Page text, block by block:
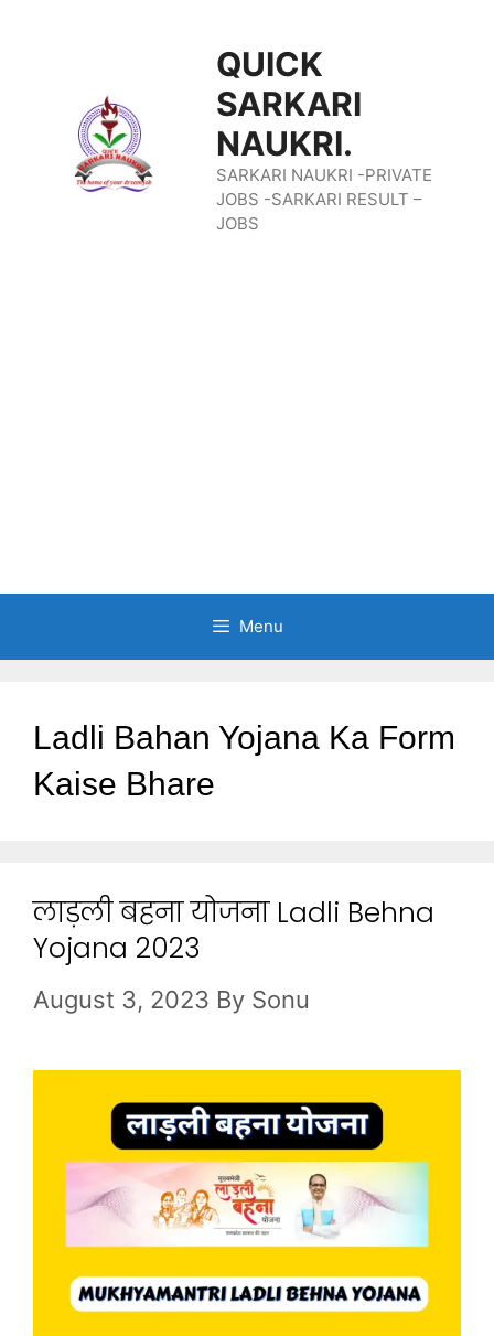
Content
QUICK
SARKARI
NAUKRI.
SARKARI NAUKRI -PRIVATE
JOBS -SARKARI RESULT –
JOBS
Menu
Ladli Bahan Yojana Ka Form
Kaise Bhare
लाड़ली बहना योजना Ladli Behna
Yojana 2023
August 3, 2023 By Sonu